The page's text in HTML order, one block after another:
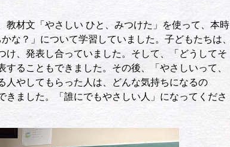
材文「やさしい ひと、みつけた」を使って、本時
な？」について学習していました。子どもたちは、
、発表し合っていました。そして、「どうしてそ
ることもできました。その後、「やさしいって、
人やしてもらった人は、どんな気持ちになるの
ました。「誰にでもやさしい人」になってくださ